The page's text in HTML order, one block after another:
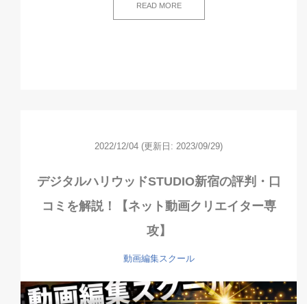
READ MORE
2022/12/04 (更新日: 2023/09/29)
デジタルハリウッドSTUDIO新宿の評判・口
コミを解説！【ネット動画クリエイター専
攻】
動画編集スクール